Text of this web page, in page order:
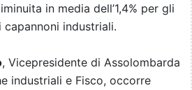
in media dell’1,4% per gli
capannoni industriali.
, Vicepresidente di Assolombarda
industriali e Fisco, occorre